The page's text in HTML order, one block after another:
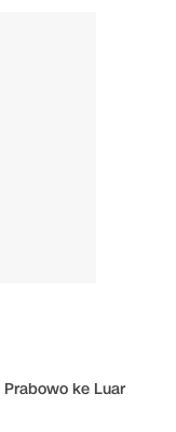
Prabowo ke Luar